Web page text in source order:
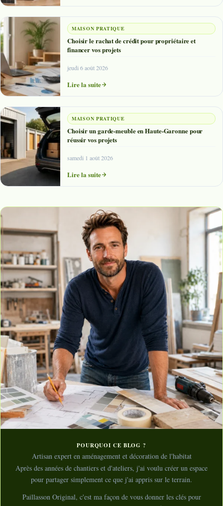
MAISON PRATIQUE
Choisir le rachat de crédit pour propriétaire et
financer vos projets
jeudi 6 août 2026
Lire la suite
MAISON PRATIQUE
Choisir un garde-meuble en Haute-Garonne pour
réussir vos projets
samedi 1 août 2026
Lire la suite
POURQUOI CE BLOG ?
Artisan expert en aménagement et décoration de l'habitat
Après des années de chantiers et d'ateliers, j'ai voulu créer un espace
pour partager simplement ce que j'ai appris sur le terrain.
Paillasson Original, c'est ma façon de vous donner les clés pour